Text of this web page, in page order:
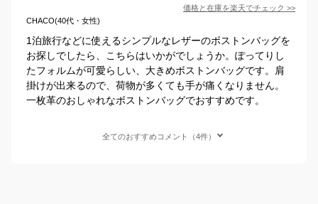
価格と在庫を楽天でチェック >>
CHACO(40代・女性)
1泊旅行などに使えるシンプルなレザーのボストンバッグを
お探しでしたら、こちらはいかがでしょうか。ぽってりし
たフォルムが可愛らしい、大きめボストンバッグです。肩
掛けが出来るので、荷物が多くても手が痛くなりません。
一枚革のおしゃれなボストンバッグでおすすめです。
全てのおすすめコメント（4件）